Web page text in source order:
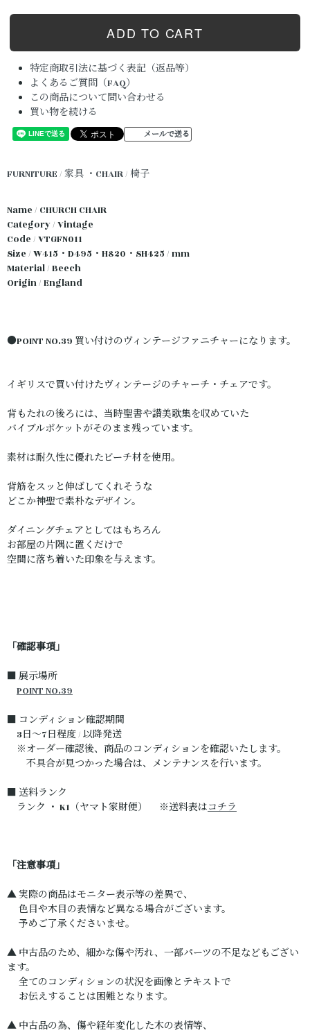
特定商取引法に基づく表記（返品等）
よくあるご質問（FAQ）
この商品について問い合わせる
買い物を続ける
メールで送る
FURNITURE / 家具 ・CHAIR / 椅子
Name / CHURCH CHAIR
Category / Vintage
Code / VTGFN011
Size / W415・D495・H820・SH425 / mm
Material / Beech
Origin / England
●POINT NO.39 買い付けのヴィンテージファニチャーになります。
イギリスで買い付けたヴィンテージのチャーチ・チェアです。
背もたれの後ろには、当時聖書や讃美歌集を収めていた
バイブルポケットがそのまま残っています。
素材は耐久性に優れたビーチ材を使用。
背筋をスッと伸ばしてくれそうな
どこか神聖で素朴なデザイン。
ダイニングチェアとしてはもちろん
お部屋の片隅に置くだけで
空間に落ち着いた印象を与えます。
「確認事項」
■ 展示場所
POINT NO.39
■ コンディション確認期間
3日～7日程度 / 以降発送
※オーダー確認後、商品のコンディションを確認いたします。
不具合が見つかった場合は、メンテナンスを行います。
■ 送料ランク
ランク ・ K1（ヤマト家財便） ※送料表はコチラ
「注意事項」
▲ 実際の商品はモニター表示等の差異で、
色目や木目の表情など異なる場合がございます。
予めご了承くださいませ。
▲ 中古品のため、細かな傷や汚れ、一部パーツの不足などもござい
ます。
全てのコンディションの状況を画像とテキストで
お伝えすることは困難となります。
▲ 中古品の為、傷や経年変化した木の表情等、